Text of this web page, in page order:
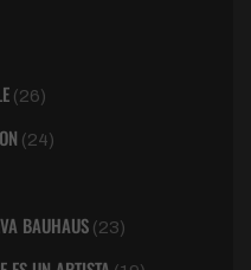
(26)
(24)
BAUHAUS (23)